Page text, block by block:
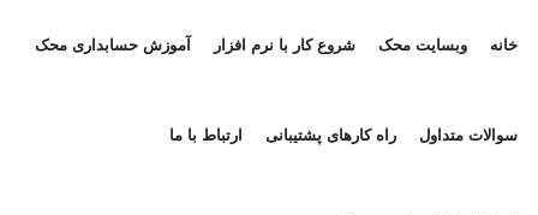
خانه وبسایت محک شروع کار با نرم افزار آموزش حسابداری محک
سوالات متداول راه کارهای پشتیبانی ارتباط با ما